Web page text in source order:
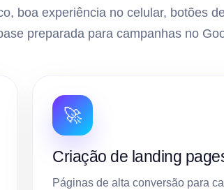
boa experiência no celular, botões
preparada para campanhas no
🚀
Criação de landing
Páginas de alta conversão para